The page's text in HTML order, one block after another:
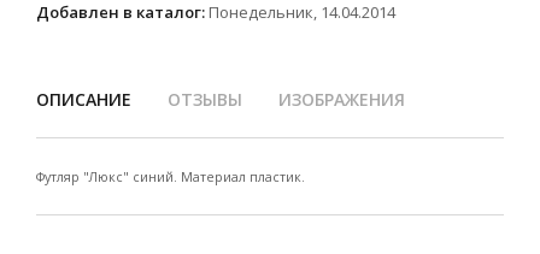
Добавлен в каталог: Понедельник, 14.04.2014
ОПИСАНИЕ ОТЗЫВЫ ИЗОБРАЖЕНИЯ
Футляр "Люкс" синий. Материал пластик.